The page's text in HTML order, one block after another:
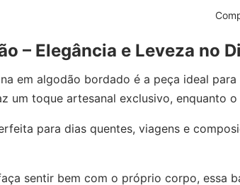
– Elegância e Leveza no
em algodão bordado é a peça ideal
um toque artesanal exclusivo, enquanto
para dias quentes, viagens e
sentir bem com o próprio corpo, essa